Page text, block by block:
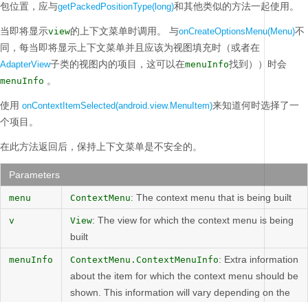
包位置，应与getPackedPositionType(long)和其他类似的方法一起使用。
当即将显示view的上下文菜单时调用。 与onCreateOptionsMenu(Menu)不
同，每当即将显示上下文菜单并且应该为视图填充时（或者在
AdapterView子类的视图内的项目，这可以在menuInfo找到））时会
menuInfo 。
使用 onContextItemSelected(android.view.MenuItem)来知道何时选择了一
个项目。
在此方法返回后，保持上下文菜单是不安全的。
Parameters
menu ContextMenu: The context menu that is being built
v View: The view for which the context menu is being
built
menuInfo ContextMenu.ContextMenuInfo: Extra information
about the item for which the context menu should be
shown. This information will vary depending on the